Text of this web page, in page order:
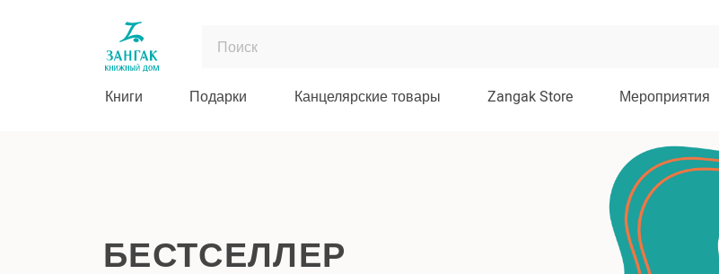
Книги Подарки Канцелярские товары Zangak Store Мероприятия
БЕСТСЕЛЛЕР